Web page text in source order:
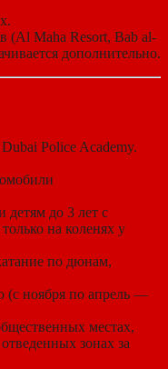
(Al Maha Resort, Bab al-
дополнительно.
Police Academy.
детям до 3 лет с
на коленях у
по дюнам,
(с ноября по апрель —
местах,
зонах за